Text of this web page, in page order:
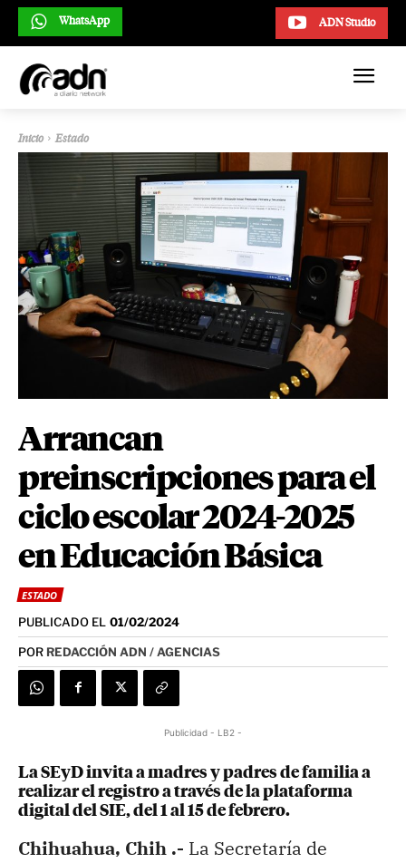
ADN Studio
WhatsApp
Inicio Estado
Arrancan
preinscripciones para el
ciclo escolar 2024-2025
en Educación Básica
ESTADO
PUBLICADO EL 01/02/2024
POR REDACCIÓN ADN / AGENCIAS
Publicidad - LB2 -
La SEyD invita a madres y padres de familia a
realizar el registro a través de la plataforma
digital del SIE, del 1 al 15 de febrero.
Chihuahua, Chih .- La Secretaría de